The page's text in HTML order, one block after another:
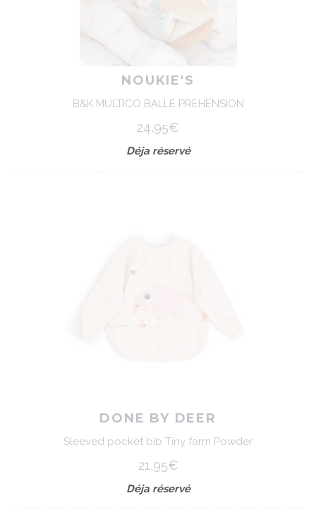
NOUKIE'S
B&K MULTICO BALLE PREHENSION
24,95€
Déja réservé
DONE BY DEER
Sleeved pocket bib Tiny farm Powder
21,95€
Déja réservé